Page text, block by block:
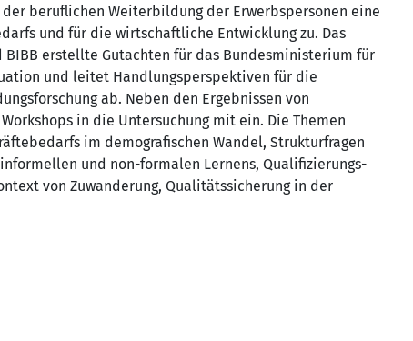
beruflichen Weiterbildung der Erwerbspersonen eine
und für die wirtschaftliche Entwicklung zu. Das
erstellte Gutachten für das Bundesministerium für
und leitet Handlungsperspektiven für die
ab. Neben den Ergebnissen von
in die Untersuchung mit ein. Die Themen
im demografischen Wandel, Strukturfragen
und non-formalen Lernens, Qualifizierungs-
von Zuwanderung, Qualitätssicherung in der